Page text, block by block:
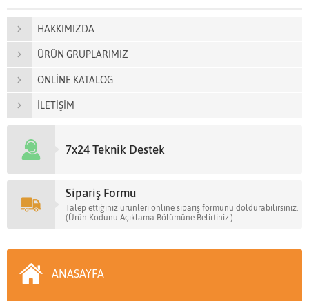
HAKKIMIZDA
ÜRÜN GRUPLARIMIZ
ONLİNE KATALOG
İLETİŞİM
7x24 Teknik Destek
Sipariş Formu
Talep ettiğiniz ürünleri online sipariş formunu doldurabilirsiniz.
(Ürün Kodunu Açıklama Bölümüne Belirtiniz.)
ANASAYFA